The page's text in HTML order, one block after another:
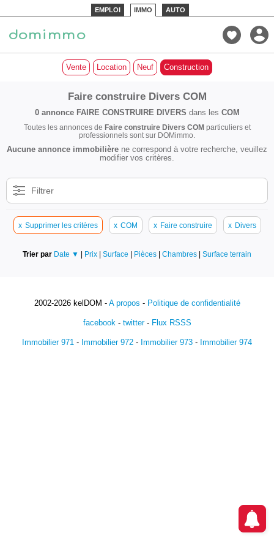
EMPLOI IMMO AUTO
Vente Location Neuf Construction
Faire construire Divers COM
0 annonce FAIRE CONSTRUIRE DIVERS dans les COM
Toutes les annonces de Faire construire Divers COMparticuliers et
professionnels sont sur DOMimmo.
Aucune annonce immobilière ne correspond à votre recherche, veuillez
modifier vos critères.
Filtrer
x Supprimer les critères x COM x Faire construire x Divers
Trier par Date ▼ | Prix | Surface | Pièces | Chambres | Surface terrain
2002-2026 kelDOM - A propos - Politique de confidentialité
facebook- twitter- Flux RSSS
Immobilier 971 - Immobilier 972 - Immobilier 973 - Immobilier 974